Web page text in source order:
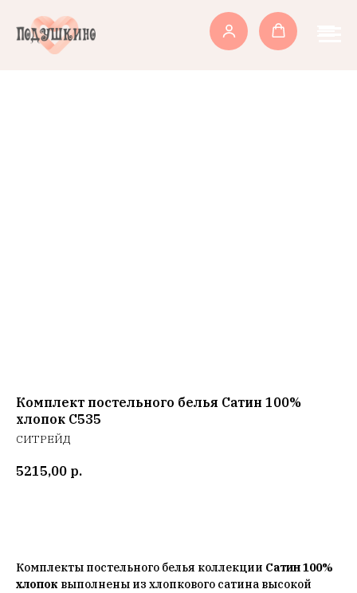
Комплект постельного белья Сатин 100%
хлопок C535
СИТРЕЙД
5215,00 р.
Комплекты постельного белья коллекции Сатин 100%
хлопок выполнены из хлопкового сатина высокой